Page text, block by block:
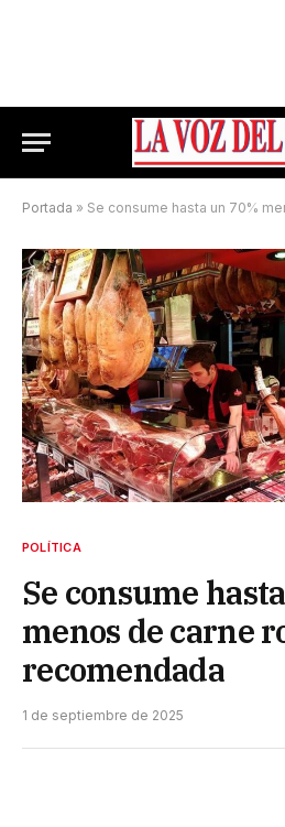
Portada » Se consume hasta un 70% menos
POLÍTICA
Se consume
menos de carne
recomendada
1 de septiembre de 2025